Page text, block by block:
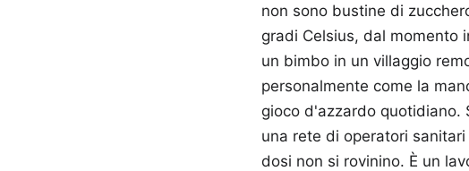
non sono bustine di
gradi Celsius, dal momento
un bimbo in un villaggio
personalmente come la
gioco d'azzardo quotidiano.
una rete di operatori
dosi non si rovinino. È un